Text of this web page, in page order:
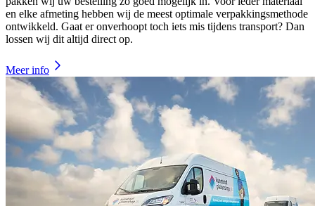
en elke afmeting hebben wij de meest optimale verpakkingsmethode
ontwikkeld. Gaat er onverhoopt toch iets mis tijdens transport? Dan
lossen wij dit altijd direct op.
Meer info